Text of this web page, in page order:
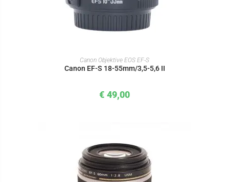
IN DEN WARENKORB
Canon Objektive EOS EF-S
Canon EF-S 18-55mm/3,5-5,6 II
€ 49,00